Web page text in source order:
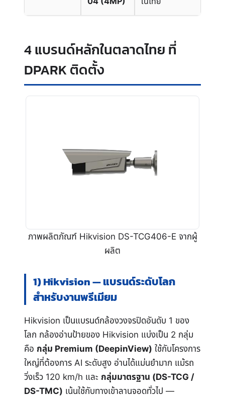
4 แบรนด์หลักในตลาดไทย ที่
DPARK ติดตั้ง
ภาพผลิตภัณฑ์ Hikvision DS-TCG406-E จากผู้
ผลิต
1) Hikvision — แบรนด์ระดับโลก
สำหรับงานพรีเมียม
Hikvision เป็นแบรนด์กล้องวงจรปิดอันดับ 1 ของ
โลก กล้องอ่านป้ายของ Hikvision แบ่งเป็น 2 กลุ่ม
คือ กลุ่ม Premium (DeepinView) ใช้กับโครงการ
ใหญ่ที่ต้องการ AI ระดับสูง อ่านได้แม่นยำมาก แม้รถ
วิ่งเร็ว 120 km/h และ กลุ่มมาตรฐาน (DS-TCG /
DS-TMC) เน้นใช้กับทางเข้าลานจอดทั่วไป —